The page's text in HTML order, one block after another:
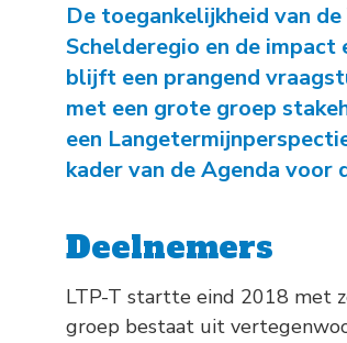
De toegankelijkheid van
Schelderegio en de impact
blijft een prangend
met een grote groep
een
kader van de Agenda voor
Deelnemers
LTP-T startte eind 2018 met
groep bestaat uit